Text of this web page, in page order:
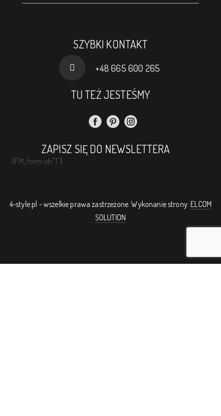
SZYBKI KONTAKT
+48 665 600 265
TU TEŻ JESTEŚMY
ZAPISZ SIĘ DO NEWSLETTERA
[FM_form id="1"]
4-style.pl - wszelkie prawa zastrzeżone. Wykonanie strony:ELCOM
SOLUTION